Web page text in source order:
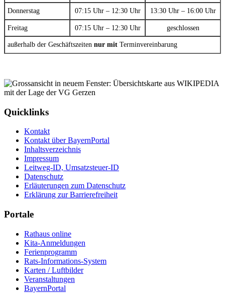
Donnerstag 07:15 Uhr – 12:30 Uhr 13:30 Uhr – 16:00 Uhr
Freitag 07:15 Uhr – 12:30 Uhr geschlossen
außerhalb der Geschäftszeiten nur mit Terminvereinbarung
Quicklinks
Kontakt
Kontakt über BayernPortal
Inhaltsverzeichnis
Impressum
Leitweg-ID, Umsatzsteuer-ID
Datenschutz
Erläuterungen zum Datenschutz
Erklärung zur Barrierefreiheit
Portale
Rathaus online
Kita-Anmeldungen
Ferienprogramm
Rats-Informations-System
Karten / Luftbilder
Veranstaltungen
BayernPortal